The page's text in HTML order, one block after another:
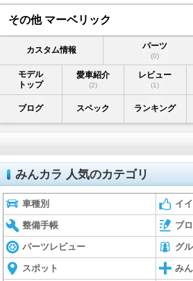
その他 マーベリック
カスタム情報 パーツ
(0)
モデル
トップ
愛車紹介
(2)
レビュー
(1)
ブログ スペック ランキング
みんカラ 人気のカテゴリ
車種別 イ
整備手帳 ブ
パーツレビュー グ
スポット み